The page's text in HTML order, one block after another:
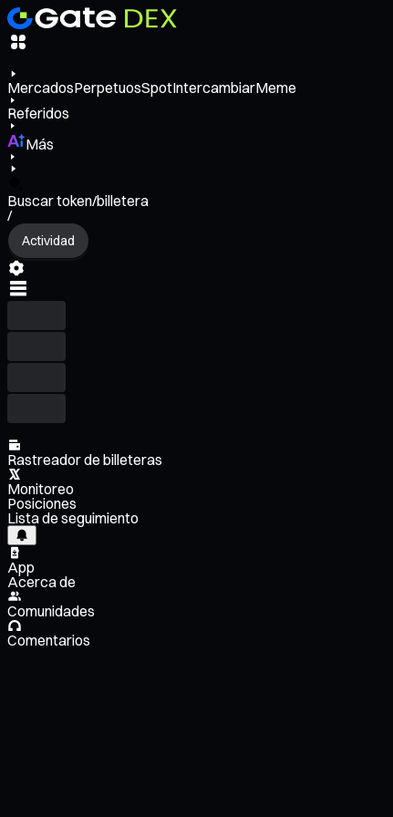
MercadosPerpetuosSpotIntercambiarMeme
Referidos
Más
Buscar token/billetera
/
Actividad
Rastreador de billeteras
Monitoreo
Posiciones
Lista de seguimiento
App
Acerca de
Comunidades
Comentarios